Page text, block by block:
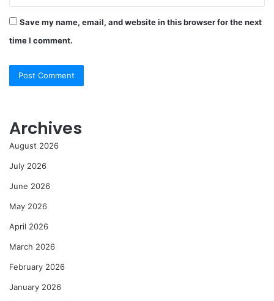
Save my name, email, and website in this browser for the next
time I comment.
Archives
August 2026
July 2026
June 2026
May 2026
April 2026
March 2026
February 2026
January 2026